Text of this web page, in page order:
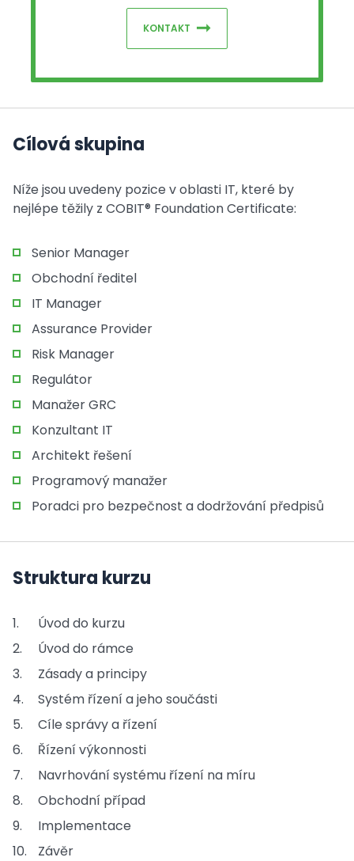
KONTAKT
Cílová skupina
Níže jsou uvedeny pozice v oblasti IT, které by
nejlépe těžily z COBIT® Foundation Certificate:
Senior Manager
Obchodní ředitel
IT Manager
Assurance Provider
Risk Manager
Regulátor
Manažer GRC
Konzultant IT
Architekt řešení
Programový manažer
Poradci pro bezpečnost a dodržování předpisů
Struktura kurzu
Úvod do kurzu
Úvod do rámce
Zásady a principy
Systém řízení a jeho součásti
Cíle správy a řízení
Řízení výkonnosti
Navrhování systému řízení na míru
Obchodní případ
Implementace
Závěr